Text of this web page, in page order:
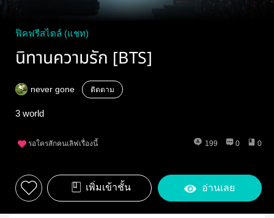
ฟิคฟรีสไตล์ (แชท)
นิทานความรัก [BTS]
never gone ติดตาม
3 world
รอใครสักคนเลิฟเรื่องนี้ 199 0 0
เพิ่มเข้าชั้น อ่านเลย